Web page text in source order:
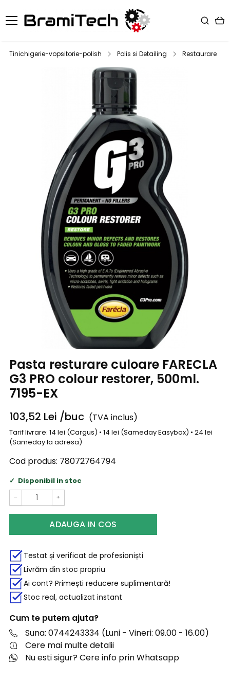
Tinichigerie-vopsitorie-polish Polis si Detailing Restaurare
Pasta resturare culoare FARECLA
G3 PRO colour restorer, 500ml.
7195-EX
103,52 Lei /buc (TVA inclus)
Tarif livrare: 14 lei (Cargus) • 14 lei (Sameday Easybox) • 24 lei
(Sameday la adresa)
Cod produs: 78072764794
Disponibil in stoc
− +
ADAUGA IN COS
Testat și verificat de profesioniști
Livrăm din stoc propriu
Ai cont? Primești reducere suplimentară!
Stoc real, actualizat instant
Cum te putem ajuta?
Suna: 0744243334 (Luni - Vineri: 09.00 - 16.00)
Cere mai multe detalii
Nu esti sigur? Cere info prin Whatsapp